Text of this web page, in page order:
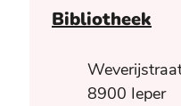
Bibliotheek
Adres
,8900 Ieper